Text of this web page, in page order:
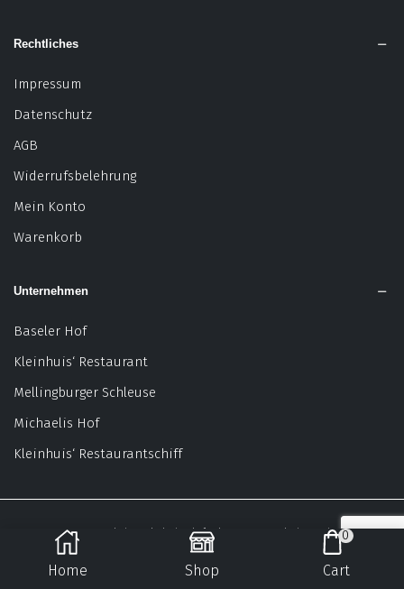
Rechtliches
Impressum
Datenschutz
AGB
Widerrufsbelehrung
Mein Konto
Warenkorb
Unternehmen
Baseler Hof
Kleinhuis‘ Restaurant
Mellingburger Schleuse
Michaelis Hof
Kleinhuis‘ Restaurantschiff
© Copyright Kleinhuis´ Bistro & Weinhandel
Home Shop
0
Cart